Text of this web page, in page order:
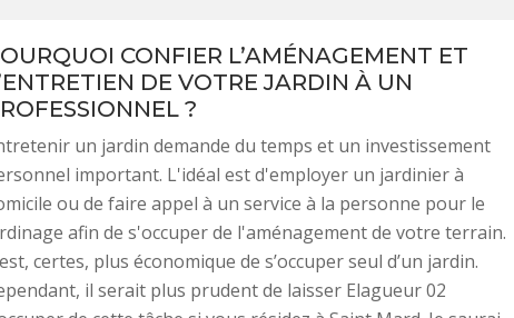
CONFIER L’AMÉNAGEMENT ET
DE VOTRE JARDIN À UN
?
un jardin demande du temps et un investissement
important. L'idéal est d'employer un jardinier à
ou de faire appel à un service à la personne pour le
afin de s'occuper de l'aménagement de votre terrain.
certes, plus économique de s’occuper seul d’un jardin.
il serait plus prudent de laisser Elagueur 02